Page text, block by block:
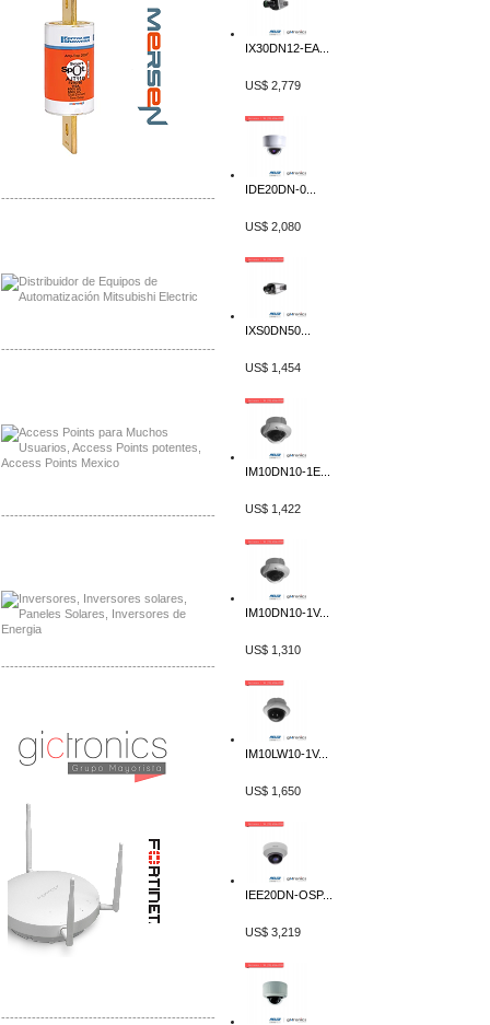
-------------------------------------------------
-------------------------------------------------
-------------------------------------------------
-------------------------------------------------
-------------------------------------------------
IX30DN12-EA...
US$ 2,779
IDE20DN-0...
US$ 2,080
IXS0DN50...
US$ 1,454
IM10DN10-1E...
US$ 1,422
IM10DN10-1V...
US$ 1,310
IM10LW10-1V...
US$ 1,650
IEE20DN-OSP...
US$ 3,219